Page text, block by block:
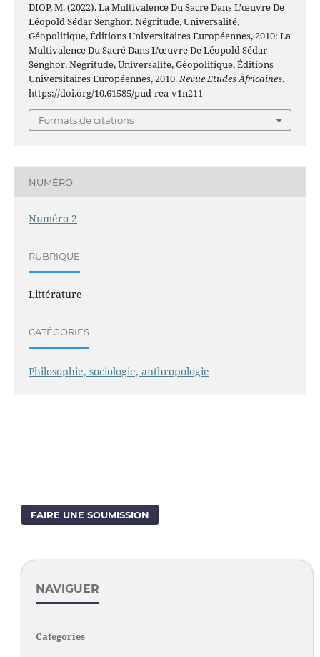
DIOP, M. (2022). La Multivalence Du Sacré Dans L’œuvre De
Léopold Sédar Senghor. Négritude, Universalité,
Géopolitique, Éditions Universitaires Européennes, 2010: La
Multivalence Du Sacré Dans L’œuvre De Léopold Sédar
Senghor. Négritude, Universalité, Géopolitique, Éditions
Universitaires Européennes, 2010.Revue Etudes Africaines.
https://doi.org/10.61585/pud-rea-v1n211
Formats de citations
NUMÉRO
Numéro 2
RUBRIQUE
Littérature
CATÉGORIES
Philosophie, sociologie, anthropologie
FAIRE UNE SOUMISSION
NAVIGUER
Categories